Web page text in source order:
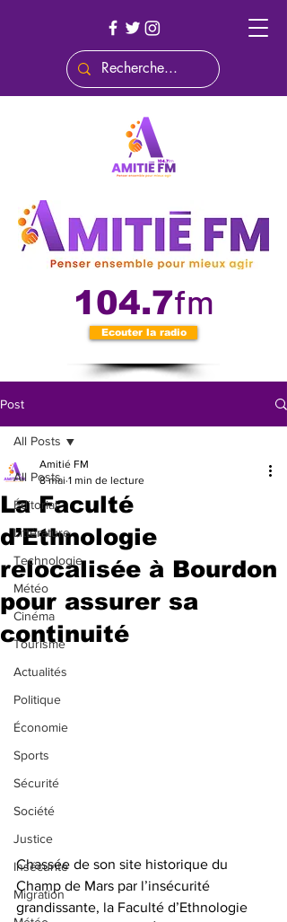
104.7fm
Ecouter la radio
Post
All Posts
Éditorial
Littérature
Technologie
Météo
Cinéma
Tourisme
Actualités
Politique
Économie
Sports
Sécurité
Société
Justice
Insécurité
Migration
All Posts
La Faculté
d’Ethnologie
relocalisée à Bourdon
pour assurer sa
continuité
Amitié FM
8 mai 1 min de lecture
Chassée de son site historique du
Champ de Mars par l’insécurité
grandissante, la Faculté d’Ethnologie